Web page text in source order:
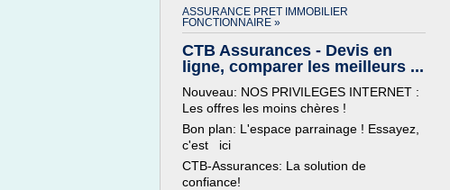
ASSURANCE PRET IMMOBILIER
FONCTIONNAIRE »
CTB Assurances - Devis en
ligne, comparer les meilleurs ...
Nouveau: NOS PRIVILEGES INTERNET :
Les offres les moins chères !
Bon plan: L'espace parrainage ! Essayez,
c'est ici
CTB-Assurances: La solution de
confiance!